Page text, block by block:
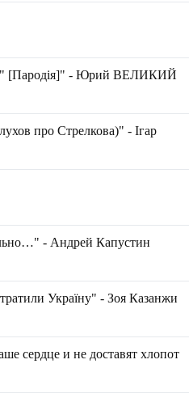
[Пародія]" - Юрий ВЕЛИКИЙ
про Стрелкова)" - Ігар
- Андрей Капустин
Україну" - Зоя Казанжи
и не доставят хлопот